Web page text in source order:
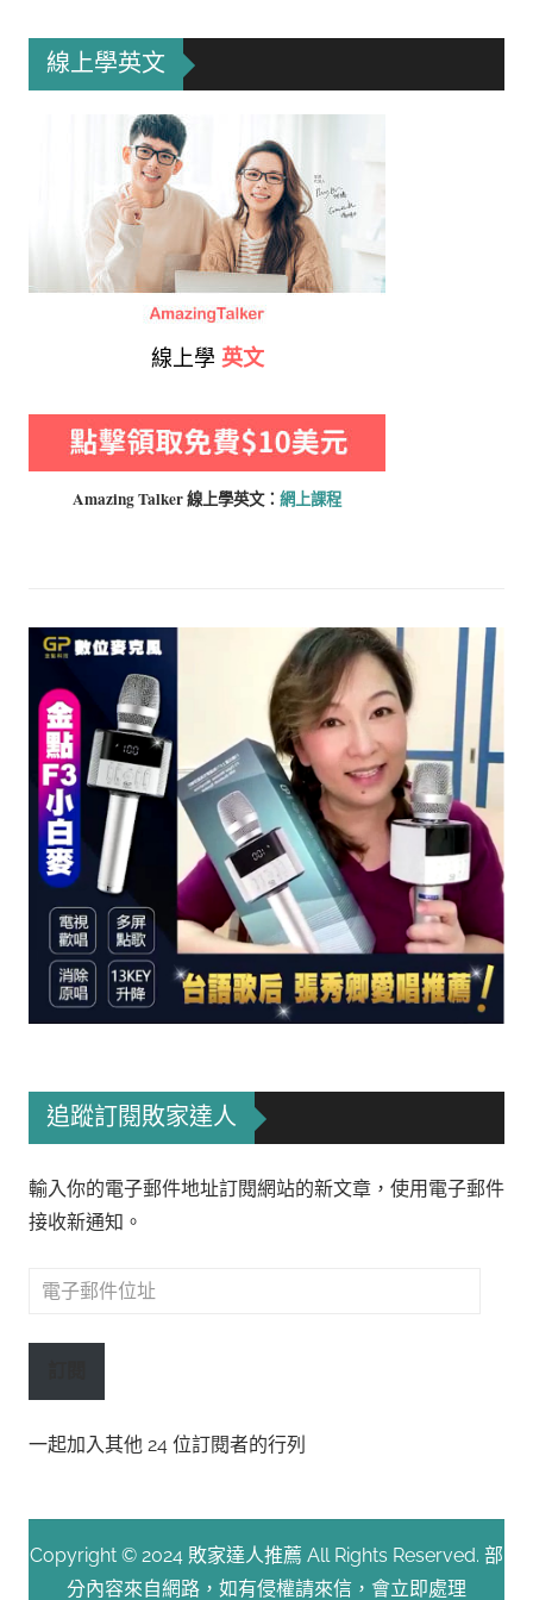
線上學英文
線上學 英文
Amazing Talker 線上學英文： 網上課程
追蹤訂閱敗家達人
輸入你的電子郵件地址訂閱網站的新文章，使用電子郵件
接收新通知。
電
郵
址
一起加入其他 24 位訂閱者的行列
Copyright © 2024 敗家達人推薦 All Rights Reserved. 部
分內容來自網路，如有侵權請來信，會立即處理